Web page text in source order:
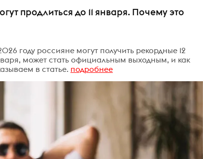
продлиться до 11 января. Почему это
году россияне могут получить рекордные 12
может стать официальным выходным, и как
в статье. подробнее